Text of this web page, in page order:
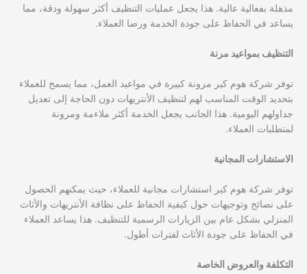
مذهلة بفعالية عالية. هذا يجعل عمليات التنظيف أكثر سهولة ودقة، مما
يساعد في الحفاظ على جودة الخدمة ورضا العملاء.
التنظيف بمواعيد مرنة
توفر شركة هوم كير مرونة كبيرة في مواعيد العمل، مما يسمح للعملاء
بتحديد الوقت المناسب لهم لتنظيف الأنتريهات دون الحاجة إلى تعديل
جداولهم اليومية. هذا الجانب يجعل الخدمة أكثر ملاءمة ومرونة
لمتطلبات العملاء.
الاستشارات المجانية
توفر شركة هوم كير استشارات مجانية للعملاء، حيث يمكنهم الحصول
على نصائح وتوجيهات حول كيفية الحفاظ على نظافة الأنتريهات والأثاث
المنزلي بشكل عام بين الزيارات الرسمية للتنظيف. هذا يساعد العملاء
في الحفاظ على جودة الأثاث لفترات أطول.
التكلفة والعروض الخاصة